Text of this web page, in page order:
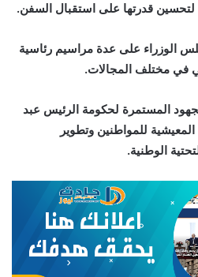
لتحسين قدرتها على استقبال السفن.
الوزراء على عدة مراسيم رئاسية
في مختلف المجالات.
المستمرة لحكومة الرئيس عبد
للمواطنين وتطوير
الوطنية.